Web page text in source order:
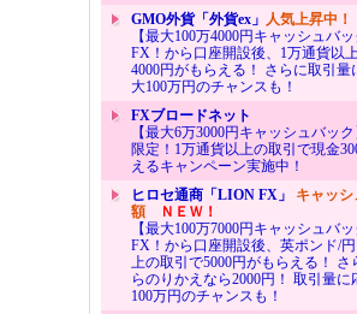
GMO外貨「外貨ex」 人気上昇中！
【最大100万4000円キャッシュバ
FX！から口座開設後、1万通貨以
4000円がもらえる！ さらに取引量
大100万円のチャンスも！
FXブロードネット
【最大6万3000円キャッシュバッ
限定！1万通貨以上の取引で現金
えるキャンペーン実施中！
ヒロセ通商「LION FX」 キャッ
額ＮＥＷ！
【最大100万7000円キャッシュバ
FX！から口座開設後、英ポンド/
上の取引で5000円がもらえる！ さ
らのりかえなら2000円！ 取引量に
100万円のチャンスも！